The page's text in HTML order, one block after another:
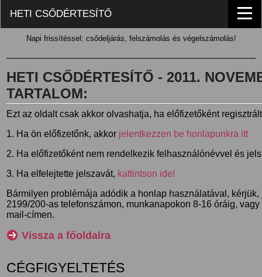
HETI CSŐDÉRTESÍTŐ
Napi frissítéssel: csődeljárás, felszámolás és végelszámolás!
HETI CSŐDÉRTESÍTŐ - 2011.
TARTALOM:
Ezt az oldalt csak akkor olvashatja, ha előfizetőként
1. Ha ön előfizetőnk, akkor jelentkezzen be honlapunkra itt
2. Ha előfizetőként nem rendelkezik felhasználónévvel és
3. Ha elfelejtette jelszavát, kattintson ide!
Bármilyen problémája adódik a honlap használatával,
2199/200-as telefonszámon, munkanapokon 8-16 óráig,
mail-címen.
Vissza a főoldalra
CÉGFIGYELTETÉS